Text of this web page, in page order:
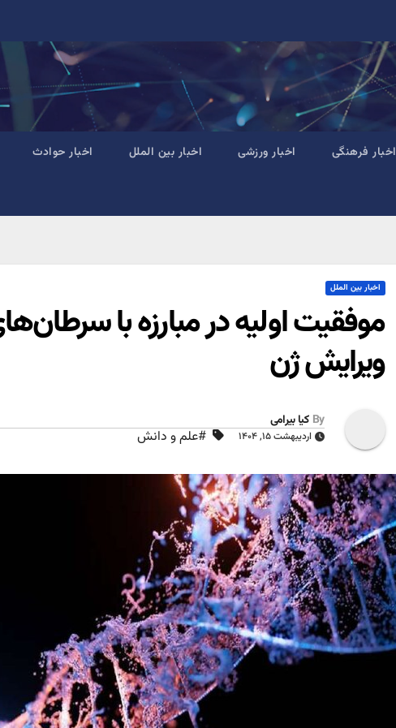
اخبار فرهنگی اخبار ورزشی اخبار بین الملل اخبار حوادث
اخبار بین الملل
موفقیت اولیه در مبارزه با
ویرایش ژن
By کیا بیرامی
اردیبهشت ۱۵, ۱۴۰۴ #علم و دانش